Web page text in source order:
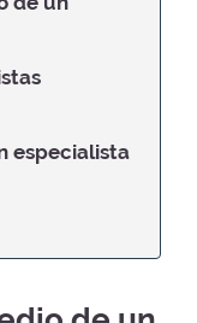
especialista